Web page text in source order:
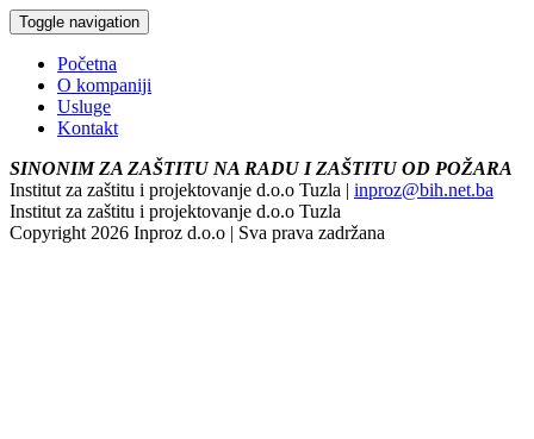
Toggle navigation
Početna
O kompaniji
Usluge
Kontakt
SINONIM ZA ZAŠTITU NA RADU I ZAŠTITU OD POŽARA
Institut za zaštitu i projektovanje d.o.o Tuzla | inproz@bih.net.ba
Institut za zaštitu i projektovanje d.o.o Tuzla
Copyright 2026 Inproz d.o.o | Sva prava zadržana